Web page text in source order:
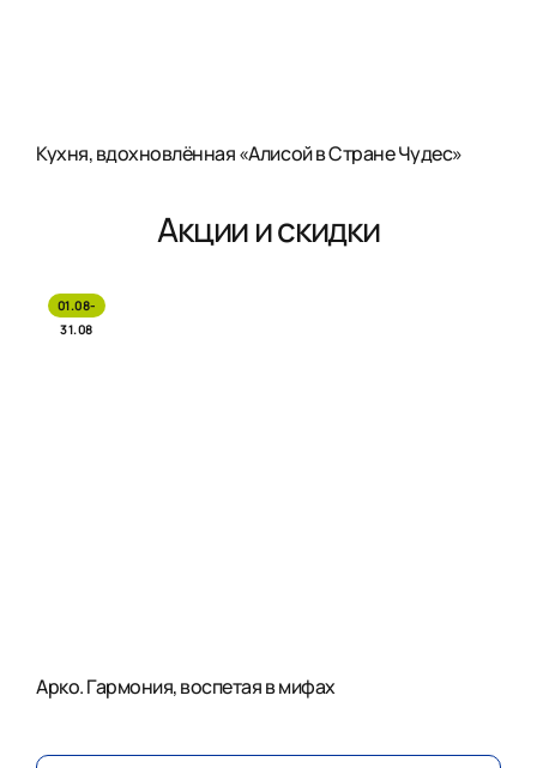
Кухня, вдохновлённая «Алисой в Стране Чудес»
Акции и скидки
01.08-
31.08
Арко. Гармония, воспетая в мифах